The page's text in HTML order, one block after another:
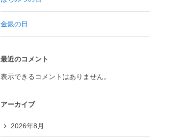
金銀の日
最近のコメント
表示できるコメントはありません。
アーカイブ
2026年8月